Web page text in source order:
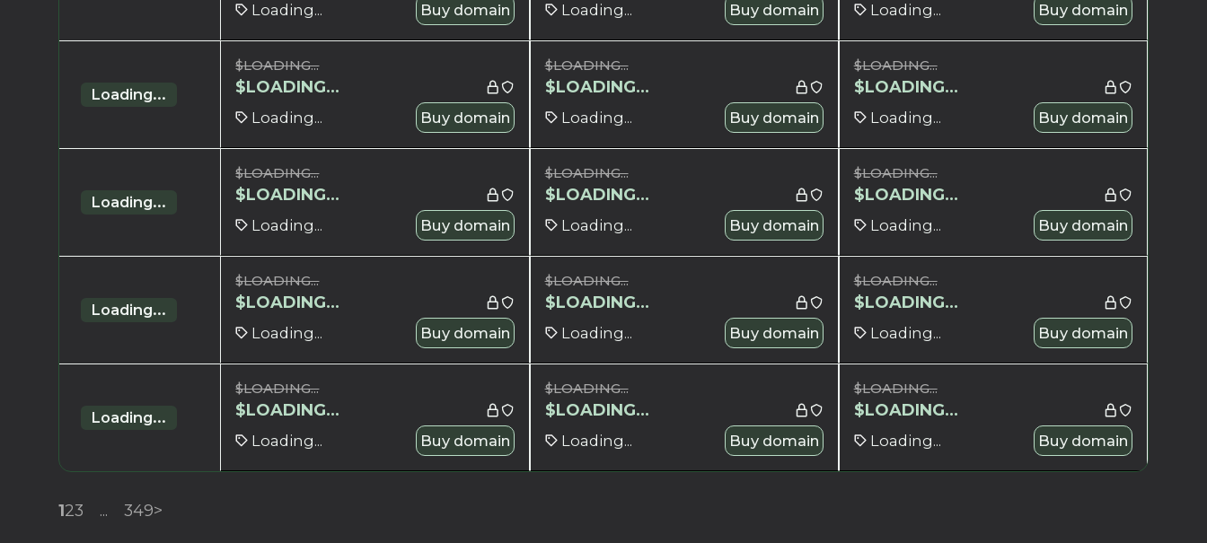
Loading... Buy domain Loading... Buy domain Loading... Buy domain
Loading...
$LOADING...
$LOADING...
Loading... Buy domain
$LOADING...
$LOADING...
Loading... Buy domain
$LOADING...
$LOADING...
Loading... Buy domain
Loading...
$LOADING...
$LOADING...
Loading... Buy domain
$LOADING...
$LOADING...
Loading... Buy domain
$LOADING...
$LOADING...
Loading... Buy domain
Loading...
$LOADING...
$LOADING...
Loading... Buy domain
$LOADING...
$LOADING...
Loading... Buy domain
$LOADING...
$LOADING...
Loading... Buy domain
Loading...
$LOADING...
$LOADING...
Loading... Buy domain
$LOADING...
$LOADING...
Loading... Buy domain
$LOADING...
$LOADING...
Loading... Buy domain
123 ... 349>